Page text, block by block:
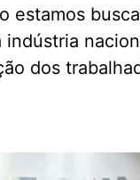
estamos
dos